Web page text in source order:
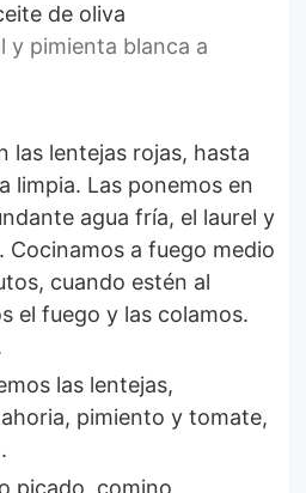
de oliva
y pimienta blanca a
las lentejas rojas, hasta
limpia. Las ponemos en
agua fría, el laurel y
Cocinamos a fuego medio
cuando estén al
el fuego y las colamos.
las lentejas,
pimiento y tomate,
picado, comino,